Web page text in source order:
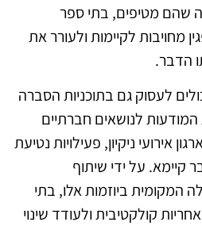
שהם מטיפים, בתי ספר
מחויבות לקיימות ולעורר את
הדבר.
לעסוק גם בתוכניות הסברה
לנושאים חברתיים
אירועי ניקיון, פעילויות נטיעת
קיימא. על ידי שיתוף
המקומית ביוזמות אלו, בתי
קולקטיבית ולעודד שינוי